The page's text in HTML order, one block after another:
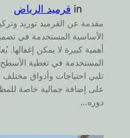
in قرميد الرياض
مقدمة عن القرميد توريد
الأساسية المستخدمة في
أهمية كبيرة لا يمكن إغفالها.
المستخدمة في تغطية
تلبي احتياجات وأذواق مختلف
على إضافة جمالية خاصة
دوره…